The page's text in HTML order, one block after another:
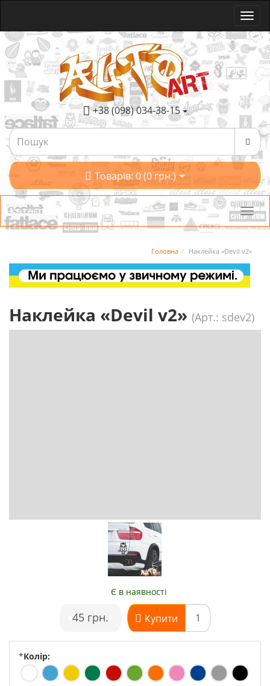
+38 (098) 034-38-15
Товарів: 0 (0 грн.)
Категорії
Головна Наклейка «Devil v2»
Наклейка «Devil v2» (Арт.: sdev2)
Є в наявності
45 грн. Купити
*Колір: